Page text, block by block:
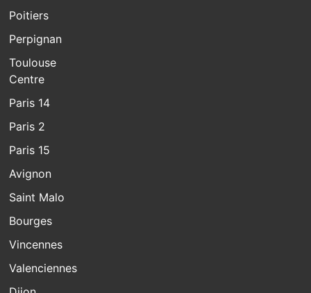
Poitiers
Perpignan
Toulouse
Centre
Paris 14
Paris 2
Paris 15
Avignon
Saint Malo
Bourges
Vincennes
Valenciennes